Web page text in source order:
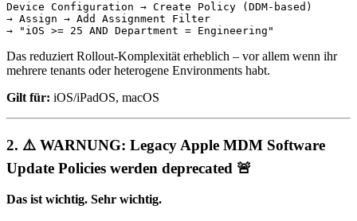
Device Configuration → Create Policy (DDM-based)
→ Assign → Add Assignment Filter
Das reduziert Rollout-Komplexität erheblich – vor allem wenn ihr
mehrere tenants oder heterogene Environments habt.
Gilt für: iOS/iPadOS, macOS
2. ⚠️ WARNUNG: Legacy Apple MDM Software
Update Policies werden deprecated 🚨
Das ist wichtig. Sehr wichtig.